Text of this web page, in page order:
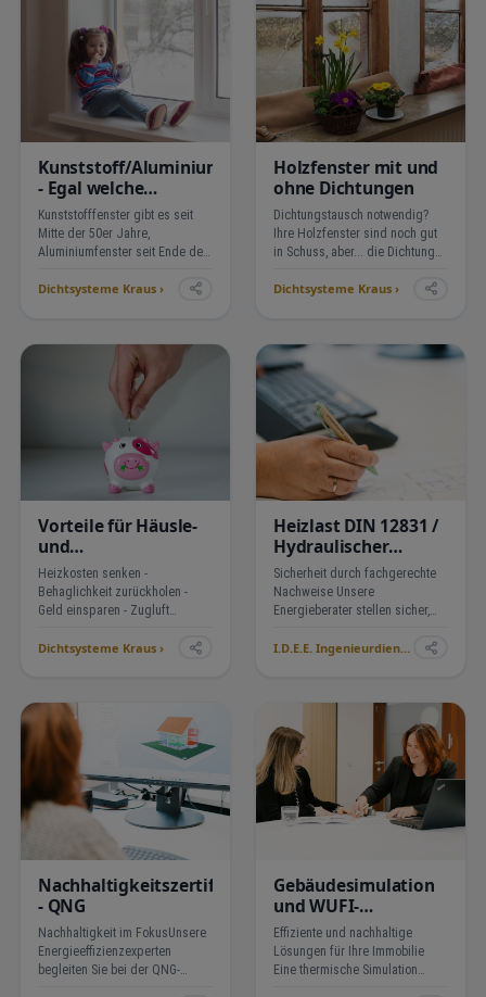
Kunststoff/Aluminiumfenster
- Egal welche
Dichtungen.
Kunststofffenster gibt es seit
Mitte der 50er Jahre,
Aluminiumfenster seit Ende der
Vielfach findet man seit dieser
Fenstern.
Dichtsysteme Kraus ›
Holzfenster mit und
ohne Dichtungen
Dichtungstausch notwendig?
Ihre Holzfenster sind noch gut
in Schuss, aber... die Dichtungen
kalte Luft herein, Sie hören
Dichtsysteme Kraus ›
Vorteile für Häusle-
und
Wohnungsbesitzer
Heizkosten senken -
Behaglichkeit zurückholen -
Geld einsparen - Zugluft
Dichtsysteme Kraus ›
Heizlast DIN 12831 /
Hydraulischer
Abgleich
Sicherheit durch fachgerechte
Nachweise Unsere
Energieberater stellen sicher,
Nachweise wie den
und die Erfüllung des EWärmeG
I.D.E.E. Ingenieurdienstleistungen für Energie Effizienz ›
Nachhaltigkeitszertifizierung
- QNG
Nachhaltigkeit im FokusUnsere
Energieeffizienzexperten
begleiten Sie bei der QNG-
Gebäudesimulation
und WUFI-
Berechnung
Effiziente und nachhaltige
Lösungen für Ihre Immobilie
Eine thermische Simulation